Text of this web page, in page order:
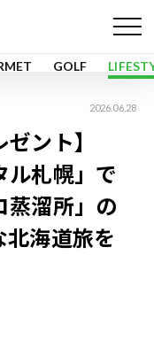
GOLF
2026.06.28
ント】
ル札幌」で
蒸溜所」の
北海道旅を